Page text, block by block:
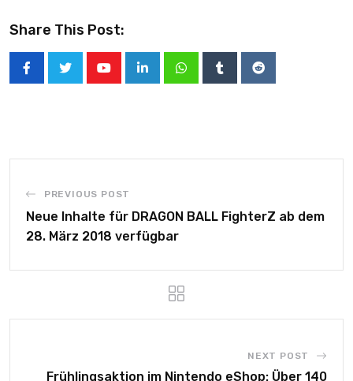
Share This Post:
PREVIOUS POST
Neue Inhalte für DRAGON BALL FighterZ ab dem
28. März 2018 verfügbar
NEXT POST
Frühlingsaktion im Nintendo eShop: Über 140